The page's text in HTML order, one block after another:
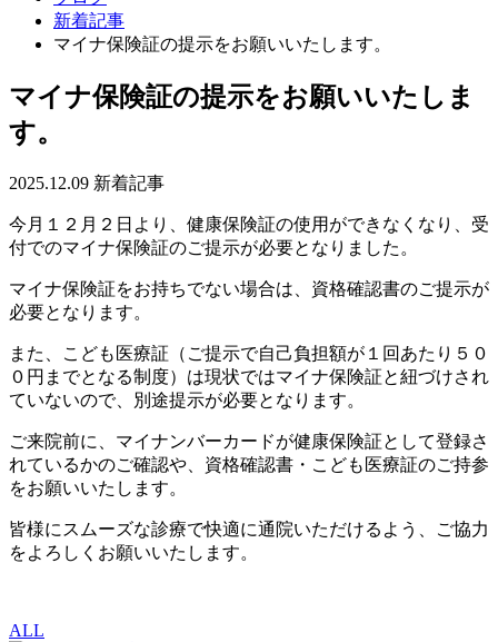
新着記事
マイナ保険証の提示をお願いいたします。
マイナ保険証の提示をお願いいたしま
す。
2025.12.09 新着記事
今月１２月２日より、健康保険証の使用ができなくなり、受
付でのマイナ保険証のご提示が必要となりました。
マイナ保険証をお持ちでない場合は、資格確認書のご提示が
必要となります。
また、こども医療証（ご提示で自己負担額が１回あたり５０
０円までとなる制度）は現状ではマイナ保険証と紐づけされ
ていないので、別途提示が必要となります。
ご来院前に、マイナンバーカードが健康保険証として登録さ
れているかのご確認や、資格確認書・こども医療証のご持参
をお願いいたします。
皆様にスムーズな診療で快適に通院いただけるよう、ご協力
をよろしくお願いいたします。
ALL